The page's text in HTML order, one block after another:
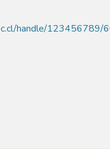
handle/123456789/